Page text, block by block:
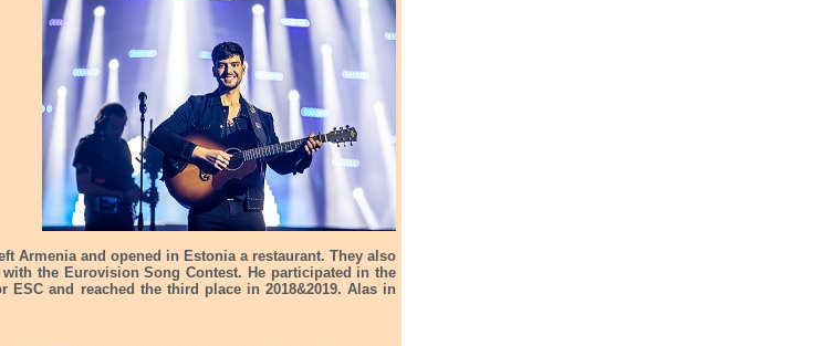
Armenia and opened in Estonia a restaurant. They also
the Eurovision Song Contest. He participated in the
ESC and reached the third place in 2018&2019. Alas in